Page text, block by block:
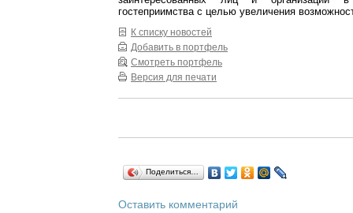
гостеприимства с целью увеличения
К списку новостей
Добавить в портфель
Смотреть портфель
Версия для печати
Поделиться…
Оставить комментарий